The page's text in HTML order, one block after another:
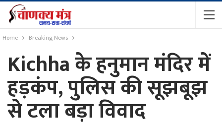
Home Breaking News
Kichha के हनुमान मंदिर में
हड़कंप, पुलिस की सूझबूझ
से टला बड़ा विवाद